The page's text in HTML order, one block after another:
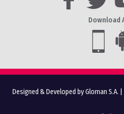
Download
Designed & Developed by Gloman S.A.